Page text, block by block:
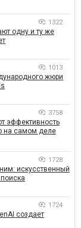
1322
одну и ту же
1013
жюри
3758
эффективность
на самом деле
1728
искусственный
1724
создает